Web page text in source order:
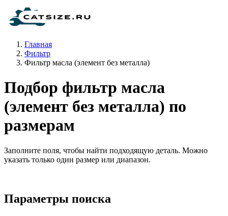
Главная
Фильтр
Фильтр масла (элемент без металла)
Подбор фильтр масла
(элемент без металла) по
размерам
Заполните поля, чтобы найти подходящую деталь. Можно
указать только один размер или диапазон.
Параметры поиска